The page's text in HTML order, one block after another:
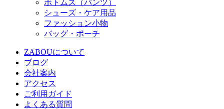
ボトムス（パンツ）
シューズ・ケア用品
ファッション小物
バッグ・ポーチ
ZABOUについて
ブログ
会社案内
アクセス
ご利用ガイド
よくある質問